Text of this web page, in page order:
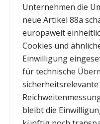
Unternehmen die
neue Artikel 88a
europaweit
Cookies und
Einwilligung
für technische
bleibt die